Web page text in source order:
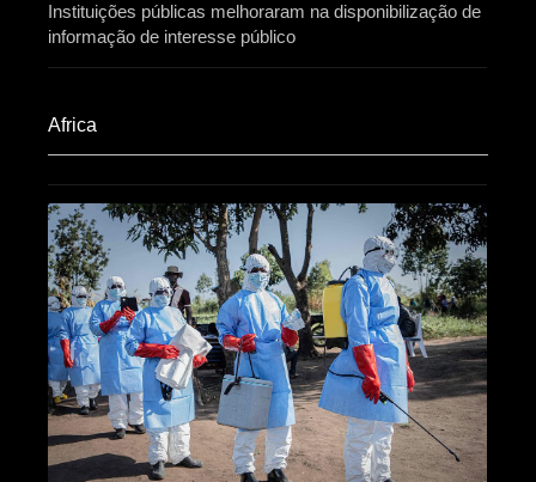
Instituições públicas melhoraram na disponibilização de
informação de interesse público
Africa​